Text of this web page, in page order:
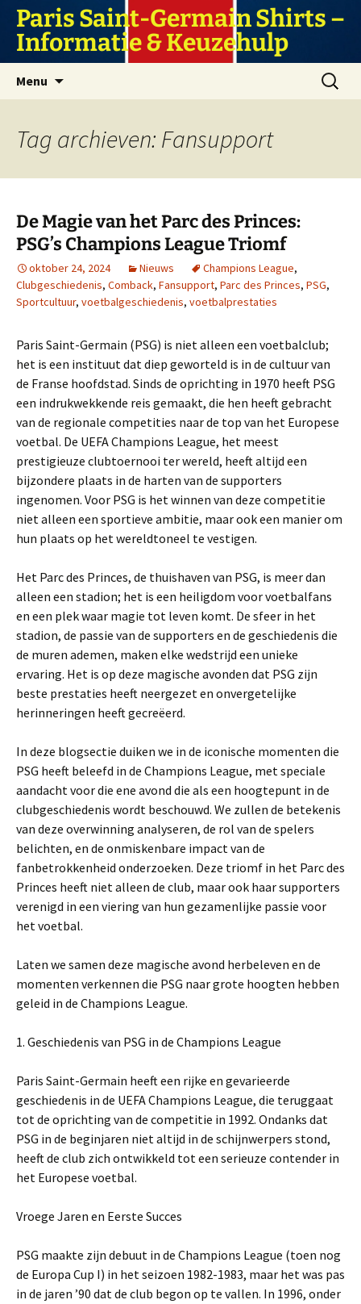
naar
inhoud
Paris Saint-Germain Shirts –
Informatie & Keuzehulp
Menu
Zoeken
naar:
Tag archieven: Fansupport
De Magie van het Parc des Princes:
PSG’s Champions League Triomf
oktober 24, 2024 Nieuws Champions League,
Clubgeschiedenis, Comback, Fansupport, Parc des Princes, PSG,
Sportcultuur, voetbalgeschiedenis, voetbalprestaties
Paris Saint-Germain (PSG) is niet alleen een voetbalclub;
het is een instituut dat diep geworteld is in de cultuur van
de Franse hoofdstad. Sinds de oprichting in 1970 heeft PSG
een indrukwekkende reis gemaakt, die hen heeft gebracht
van de regionale competities naar de top van het Europese
voetbal. De UEFA Champions League, het meest
prestigieuze clubtoernooi ter wereld, heeft altijd een
bijzondere plaats in de harten van de supporters
ingenomen. Voor PSG is het winnen van deze competitie
niet alleen een sportieve ambitie, maar ook een manier om
hun plaats op het wereldtoneel te vestigen.
Het Parc des Princes, de thuishaven van PSG, is meer dan
alleen een stadion; het is een heiligdom voor voetbalfans
en een plek waar magie tot leven komt. De sfeer in het
stadion, de passie van de supporters en de geschiedenis die
de muren ademen, maken elke wedstrijd een unieke
ervaring. Het is op deze magische avonden dat PSG zijn
beste prestaties heeft neergezet en onvergetelijke
herinneringen heeft gecreëerd.
In deze blogsectie duiken we in de iconische momenten die
PSG heeft beleefd in de Champions League, met speciale
aandacht voor die ene avond die als een hoogtepunt in de
clubgeschiedenis wordt beschouwd. We zullen de betekenis
van deze overwinning analyseren, de rol van de spelers
belichten, en de onmiskenbare impact van de
fanbetrokkenheid onderzoeken. Deze triomf in het Parc des
Princes heeft niet alleen de club, maar ook haar supporters
verenigd in een viering van hun gezamenlijke passie voor
het voetbal.
Laten we samen deze magische avond herbeleven en de
momenten verkennen die PSG naar grote hoogten hebben
geleid in de Champions League.
1. Geschiedenis van PSG in de Champions League
Paris Saint-Germain heeft een rijke en gevarieerde
geschiedenis in de UEFA Champions League, die teruggaat
tot de oprichting van de competitie in 1992. Ondanks dat
PSG in de beginjaren niet altijd in de schijnwerpers stond,
heeft de club zich ontwikkeld tot een serieuze contender in
het Europese voetbal.
Vroege Jaren en Eerste Succes
PSG maakte zijn debuut in de Champions League (toen nog
de Europa Cup I) in het seizoen 1982-1983, maar het was pas
in de jaren ’90 dat de club begon op te vallen. In 1996, onder